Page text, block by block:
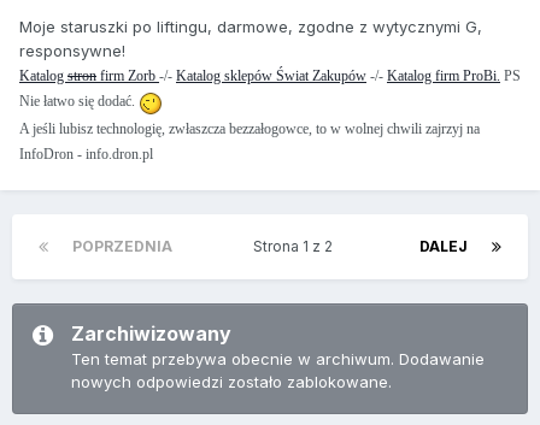
Moje staruszki po liftingu, darmowe, zgodne z wytycznymi G,
responsywne!
Katalog stron firm Zorb -/- Katalog sklepów Świat Zakupów -/- Katalog firm ProBi. PS
Nie łatwo się dodać.
A jeśli lubisz technologię, zwłaszcza bezzałogowce, to w wolnej chwili zajrzyj na
InfoDron - info.dron.pl
POPRZEDNIA DALEJ
Strona 1 z 2
Zarchiwizowany
Ten temat przebywa obecnie w archiwum. Dodawanie
nowych odpowiedzi zostało zablokowane.